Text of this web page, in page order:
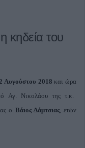
κηδεία του
Αυγούστου 2018 και ώρα
Αγ. Νικολάου της τ.κ.
ο Βάιος Δάμτσιας, ετών